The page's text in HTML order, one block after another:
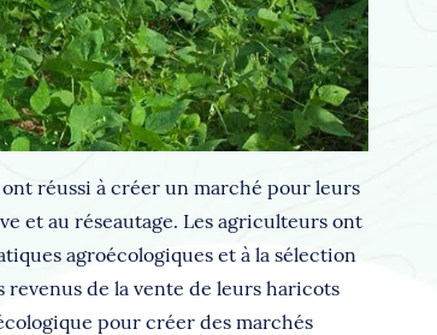
réussi à créer un marché pour leurs
et au réseautage. Les agriculteurs ont
agroécologiques et à la sélection
de la vente de leurs haricots
pour créer des marchés